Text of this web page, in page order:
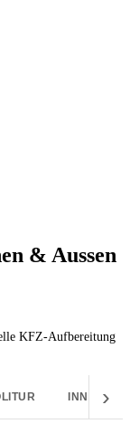
& Aussen
KFZ-Aufbereitung
›